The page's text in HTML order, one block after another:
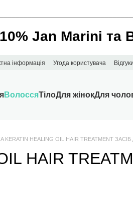
Jan Marini та
інформація Угода користувача
ВолоссяТілоДля жінокДля
KERATIN HEALING OIL HAIR TREATMENT
OIL HAIR